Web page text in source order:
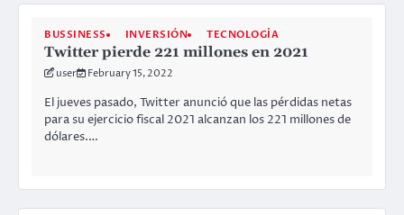
BUSSINESS INVERSIÓN TECNOLOGÍA
Twitter pierde 221 millones en 2021
user February 15, 2022
El jueves pasado, Twitter anunció que las pérdidas netas
para su ejercicio fiscal 2021 alcanzan los 221 millones de
dólares.…